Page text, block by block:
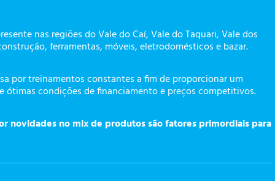
nas regiões do Vale do Caí, Vale do Taquari, Vale dos
ferramentas, móveis, eletrodomésticos e bazar.
por treinamentos constantes a fim de proporcionar um
condições de financiamento e preços competitivos.
novidades no mix de produtos são fatores primordiais para